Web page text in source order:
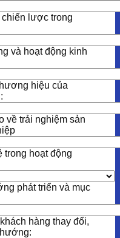
lược trong
và hoạt động kinh
hiệu của
trong hoạt động
phát triển và mục
hàng thay đổi,
có xu hướng: